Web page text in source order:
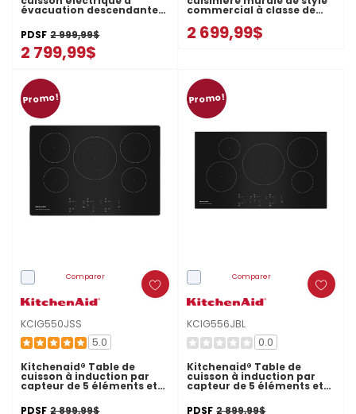
évacuation descendante
KCED600GBL
PDSF 2 999,99$
2 799,99$
commercial à classe de
cu/min - 48 po
KVWC958KSS
2 699,99$
Promo!
Comparer
KCIG550JSS
5.0
Kitchenaid® Table de
cuisson à induction par
capteur de 5 éléments et
30 po KCIG550JSS
PDSF 2 899,99$
Promo!
Comparer
KCIG556JBL
0.0
Kitchenaid® Table de
cuisson à induction par
capteur de 5 éléments et
36 po KCIG556JBL
PDSF 2 899,99$